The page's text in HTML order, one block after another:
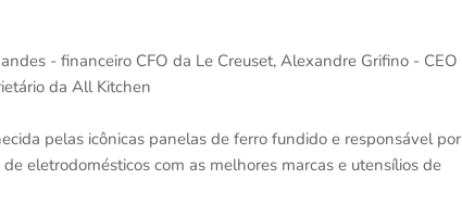
- financeiro CFO da Le Creuset, Alexandre Grifino - CEO
da All Kitchen
pelas icônicas panelas de ferro fundido e responsável por
eletrodomésticos com as melhores marcas e utensílios de